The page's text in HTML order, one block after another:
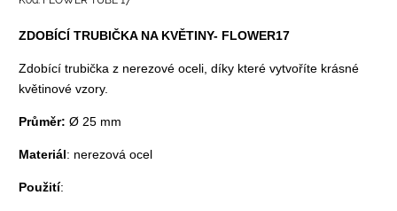
ZDOBÍCÍ TRUBIČKA NA KVĚTINY- FLOWER17
Zdobící trubička z nerezové oceli, díky které vytvoříte krásné
květinové vzory.
Průměr: Ø 25 mm
Materiál: nerezová ocel
Použití: